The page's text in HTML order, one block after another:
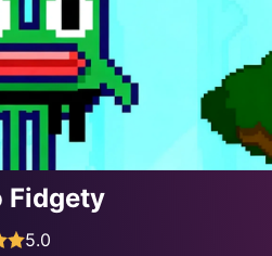
Fidgety
5.0